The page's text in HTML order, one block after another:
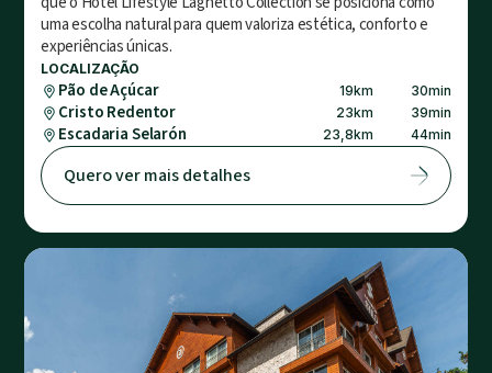
uma escolha natural para quem valoriza estética, conforto e
experiências únicas.
LOCALIZAÇÃO
Pão de Açúcar 19km 30min
Cristo Redentor 23km 39min
Escadaria Selarón 23,8km 44min
Quero ver mais detalhes